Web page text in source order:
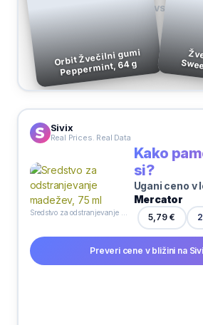
Orbit Žvečilni gumi
Peppermint, 64 g
VS
Sivix
Real Prices. Real Data
Kako
si?
Ugani ceno v
Mercator
5,79 €
Preveri cene v bližini na